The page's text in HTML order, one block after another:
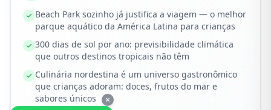
Beach Park sozinho já justifica a viagem — o melhor
parque aquático da América Latina para crianças
300 dias de sol por ano: previsibilidade climática
que outros destinos tropicais não têm
Culinária nordestina é um universo gastronômico
que crianças adoram: doces, frutos do mar e
sabores únicos